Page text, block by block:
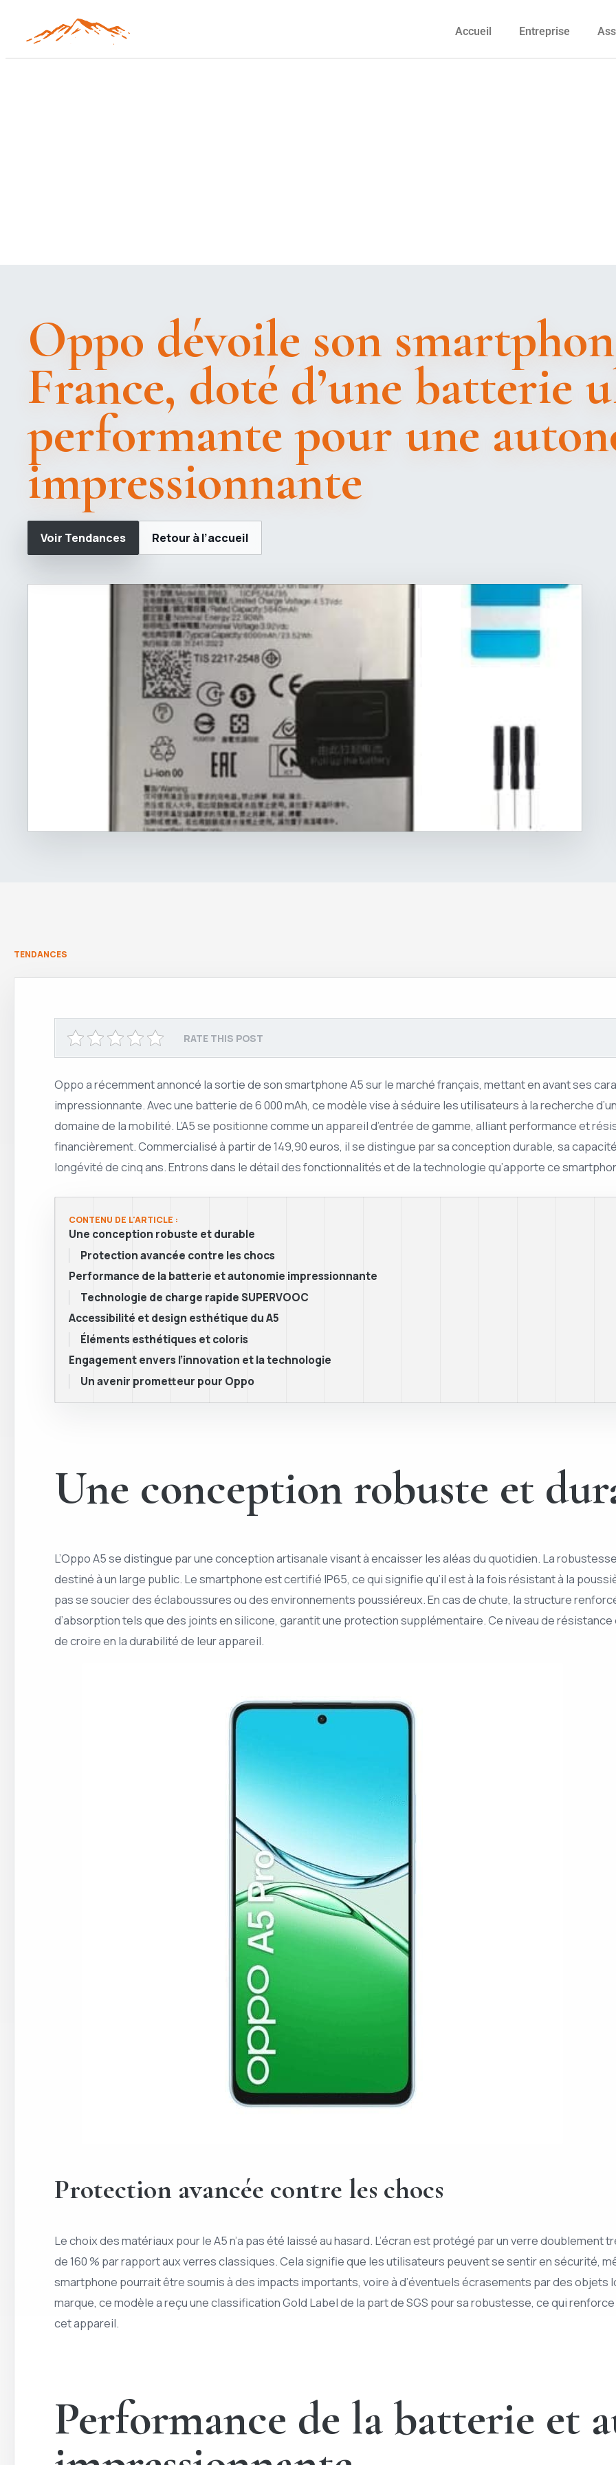
Accueil Entreprise
Oppo dévoile son
France, doté d’une batterie
performante pour une
impressionnante
Voir Tendances Retour à l’accueil
TENDANCES
RATE THIS POST
Oppo a récemment annoncé la sortie de son smartphone A5 sur le marché français, mettant en avant ses
impressionnante. Avec une batterie de 6 000 mAh, ce modèle vise à séduire les utilisateurs à la recherche
domaine de la mobilité. L’A5 se positionne comme un appareil d’entrée de gamme, alliant performance et
financièrement. Commercialisé à partir de 149,90 euros, il se distingue par sa conception durable, sa
longévité de cinq ans. Entrons dans le détail des fonctionnalités et de la technologie qu’apporte ce
CONTENU DE L'ARTICLE :
Une conception robuste et durable
Protection avancée contre les chocs
Performance de la batterie et autonomie impressionnante
Technologie de charge rapide SUPERVOOC
Accessibilité et design esthétique du A5
Éléments esthétiques et coloris
Engagement envers l’innovation et la technologie
Un avenir prometteur pour Oppo
Une conception robuste et
L’Oppo A5 se distingue par une conception artisanale visant à encaisser les aléas du quotidien. La
destiné à un large public. Le smartphone est certifié IP65, ce qui signifie qu’il est à la fois résistant à la
pas se soucier des éclaboussures ou des environnements poussiéreux. En cas de chute, la structure
d’absorption tels que des joints en silicone, garantit une protection supplémentaire. Ce niveau de
de croire en la durabilité de leur appareil.
Protection avancée contre les chocs
Le choix des matériaux pour le A5 n’a pas été laissé au hasard. L’écran est protégé par un verre
de 160 % par rapport aux verres classiques. Cela signifie que les utilisateurs peuvent se sentir en sécurité,
smartphone pourrait être soumis à des impacts importants, voire à d’éventuels écrasements par des objets
marque, ce modèle a reçu une classification Gold Label de la part de SGS pour sa robustesse, ce qui
cet appareil.
Performance de la batterie et